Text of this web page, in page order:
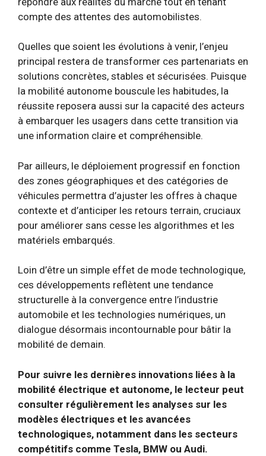
compte des attentes des automobilistes.
Quelles que soient les évolutions à venir, l’enjeu
principal restera de transformer ces partenariats en
solutions concrètes, stables et sécurisées. Puisque
la mobilité autonome bouscule les habitudes, la
réussite reposera aussi sur la capacité des acteurs
à embarquer les usagers dans cette transition via
une information claire et compréhensible.
Par ailleurs, le déploiement progressif en fonction
des zones géographiques et des catégories de
véhicules permettra d’ajuster les offres à chaque
contexte et d’anticiper les retours terrain, cruciaux
pour améliorer sans cesse les algorithmes et les
matériels embarqués.
Loin d’être un simple effet de mode technologique,
ces développements reflètent une tendance
structurelle à la convergence entre l’industrie
automobile et les technologies numériques, un
dialogue désormais incontournable pour bâtir la
mobilité de demain.
Pour suivre les dernières innovations liées à la
mobilité électrique et autonome, le lecteur peut
consulter régulièrement les analyses sur les
modèles électriques et les avancées
technologiques, notamment dans les secteurs
compétitifs comme Tesla, BMW ou Audi.